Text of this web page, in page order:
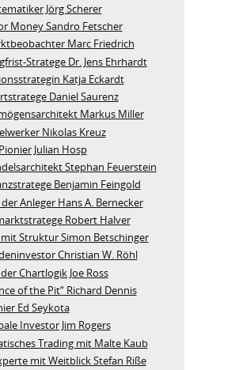
Jörg Scherer
Money Sandro Fetscher
Marc Friedrich
Stratege Dr. Jens Ehrhardt
Katja Eckardt
Daniel Saurenz
Markus Miller
Nikolas Kreuz
Julian Hosp
Stephan Feuerstein
Benjamin Feingold
Anleger Hans A. Bernecker
Robert Halver
Struktur Simon Betschinger
Christian W. Röhl
Chartlogik Joe Ross
of the Pit“ Richard Dennis
Ed Seykota
Investor Jim Rogers
Trading mit Malte Kaub
mit Weitblick Stefan Riße